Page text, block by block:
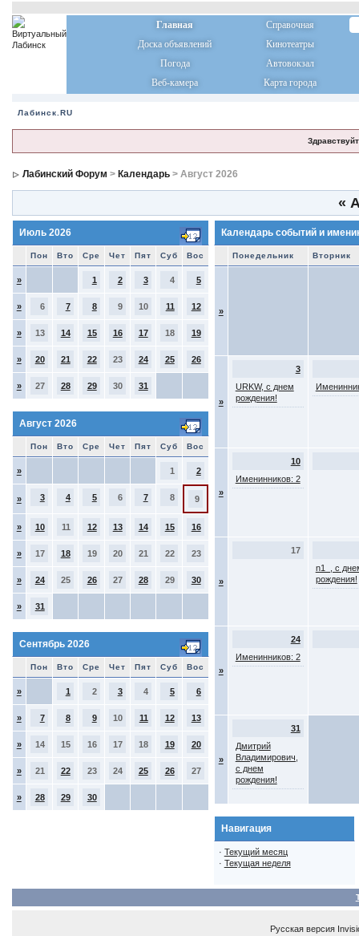
Главная
Справочная
Доска объявлений
Кинотеатры
Погода
Автовокзал
Веб-камера
Карта города
Лабинск.RU
Лабинский Форум > Календарь> Август 2026
«
Июль 2026
Пон Вто Сре Чет Пят Суб Вос
» 1 2 3 4 5
» 6 7 8 9 10 11 12
» 13 14 15 16 17 18 19
» 20 21 22 23 24 25 26
» 27 28 29 30 31
Август 2026
Пон Вто Сре Чет Пят Суб Вос
» 1 2
» 3 4 5 6 7 8 9
» 10 11 12 13 14 15 16
» 17 18 19 20 21 22 23
» 24 25 26 27 28 29 30
» 31
Сентябрь 2026
Пон Вто Сре Чет Пят Суб Вос
» 1 2 3 4 5 6
» 7 8 9 10 11 12 13
» 14 15 16 17 18 19 20
» 21 22 23 24 25 26 27
» 28 29 30
Календарь событий и
Понедельник Вторник
»
»
3
URKW, с днем
рождения!
»
10
Именинников: 2
»
17
n1_, с
рождения!
»
24
Именинников: 2
»
31
Дмитрий
Владимирович,
с днем
рождения!
Навигация
· Текущий месяц
· Текущая неделя
Русская версия